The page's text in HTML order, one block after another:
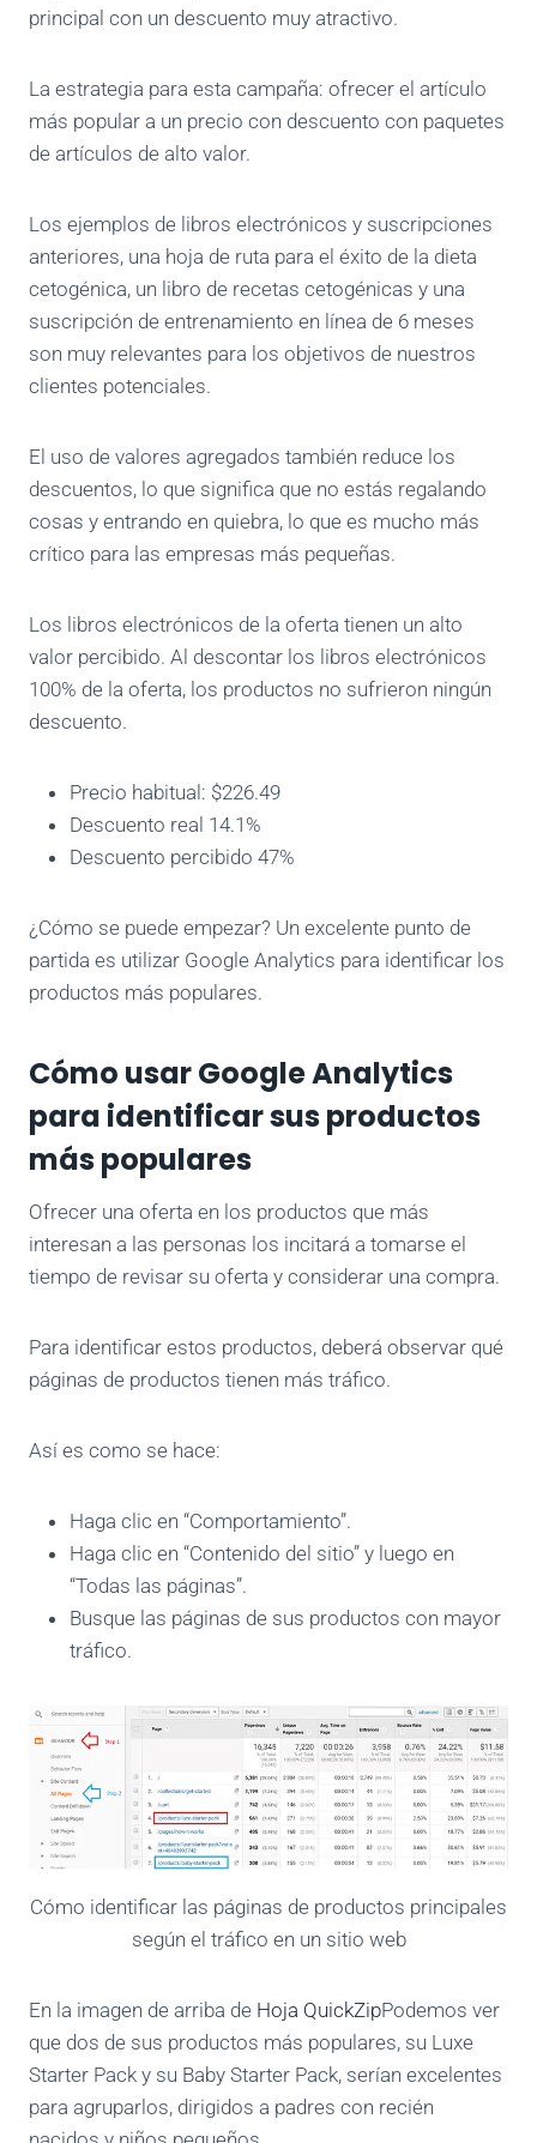
principal con un descuento muy atractivo.
La estrategia para esta campaña: ofrecer el artículo
más popular a un precio con descuento con paquetes
de artículos de alto valor.
Los ejemplos de libros electrónicos y suscripciones
anteriores, una hoja de ruta para el éxito de la dieta
cetogénica, un libro de recetas cetogénicas y una
suscripción de entrenamiento en línea de 6 meses
son muy relevantes para los objetivos de nuestros
clientes potenciales.
El uso de valores agregados también reduce los
descuentos, lo que significa que no estás regalando
cosas y entrando en quiebra, lo que es mucho más
crítico para las empresas más pequeñas.
Los libros electrónicos de la oferta tienen un alto
valor percibido. Al descontar los libros electrónicos
100% de la oferta, los productos no sufrieron ningún
descuento.
Precio habitual: $226.49
Descuento real 14.1%
Descuento percibido 47%
¿Cómo se puede empezar? Un excelente punto de
partida es utilizar Google Analytics para identificar los
productos más populares.
Cómo usar Google Analytics
para identificar sus productos
más populares
Ofrecer una oferta en los productos que más
interesan a las personas los incitará a tomarse el
tiempo de revisar su oferta y considerar una compra.
Para identificar estos productos, deberá observar qué
páginas de productos tienen más tráfico.
Así es como se hace:
Haga clic en “Comportamiento”.
Haga clic en “Contenido del sitio” y luego en
“Todas las páginas”.
Busque las páginas de sus productos con mayor
tráfico.
Cómo identificar las páginas de productos principales
según el tráfico en un sitio web
En la imagen de arriba de Hoja QuickZipPodemos ver
que dos de sus productos más populares, su Luxe
Starter Pack y su Baby Starter Pack, serían excelentes
para agruparlos, dirigidos a padres con recién